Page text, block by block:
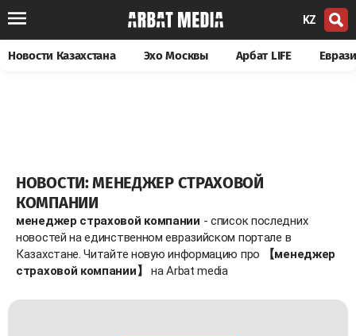
KZ
Новости Казахстана Эхо Москвы Арбат LIFE
НОВОСТИ: МЕНЕДЖЕР СТРАХОВОЙ
КОМПАНИИ
менеджер страховой компании - список последних
новостей на единственном евразийском портале в
Казахстане. Читайте новую информацию про
【менеджер
страховой компании】
на Arbat media